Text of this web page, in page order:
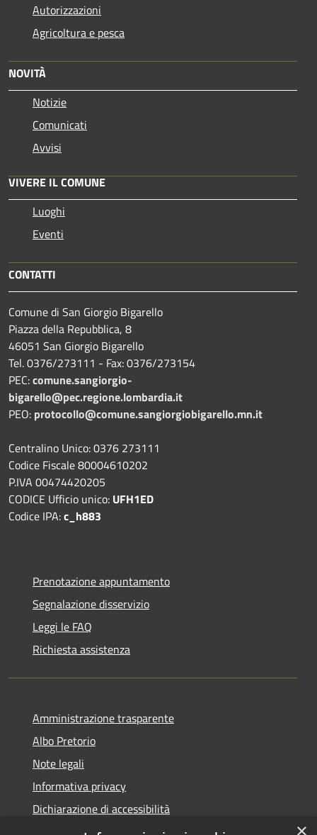
Autorizzazioni
Agricoltura e pesca
NOVITÀ
Notizie
Comunicati
Avvisi
VIVERE IL COMUNE
Luoghi
Eventi
CONTATTI
Comune di San Giorgio Bigarello
Piazza della Repubblica, 8
46051 San Giorgio Bigarello
Tel. 0376/273111 - Fax: 0376/273154
PEC:comune.sangiorgio-
bigarello@pec.regione.lombardia.it
PEO: protocollo@comune.sangiorgiobigarello.mn.it
Centralino Unico: 0376 273111
Codice Fiscale 80004610202
P.IVA 00474420205
CODICE Ufficio unico: UFH1ED
Codice IPA:c_h883
Prenotazione appuntamento
Segnalazione disservizio
Leggi le FAQ
Richiesta assistenza
Amministrazione trasparente
Albo Pretorio
Note legali
Informativa privacy
Dichiarazione di accessibilità
Obiettivi di accessibilità